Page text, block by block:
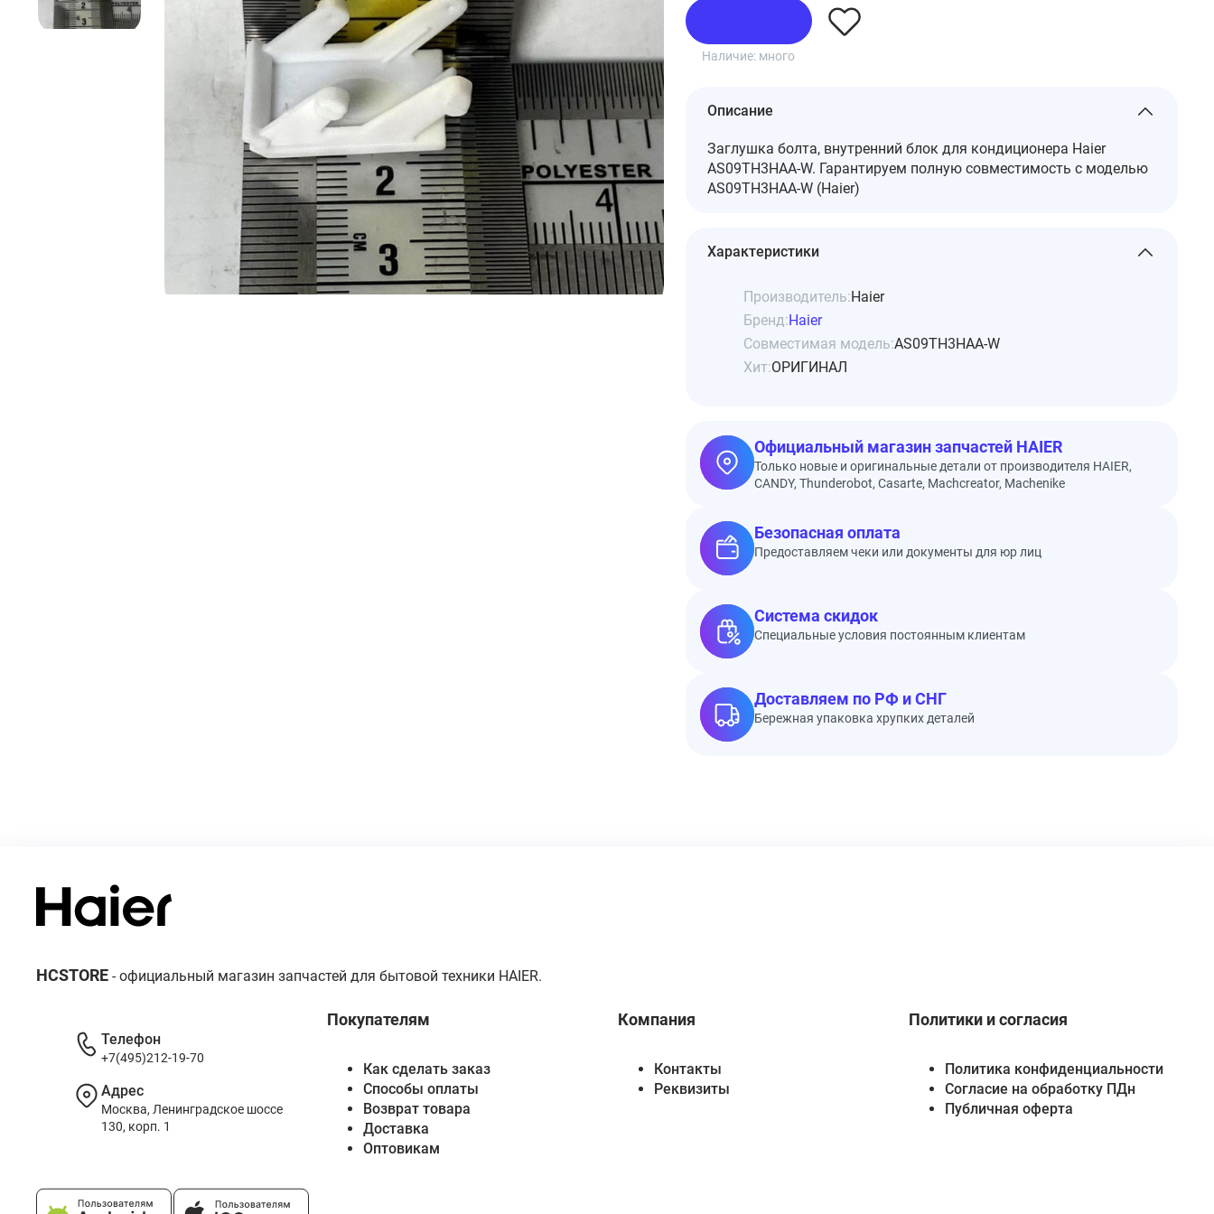
Наличие: много
Описание
Заглушка болта, внутренний блок для кондиционера Haier
AS09TH3HAA-W. Гарантируем полную совместимость с моделью
AS09TH3HAA-W (Haier)
Характеристики
Производитель:Haier
Бренд:Haier
Совместимая модель:AS09TH3HAA-W
Хит:ОРИГИНАЛ
Официальный магазин запчастей HAIER
Только новые и оригинальные детали от производителя HAIER,
CANDY, Thunderobot, Casarte, Machcreator, Machenike
Безопасная оплата
Предоставляем чеки или документы для юр лиц
Система скидок
Специальные условия постоянным клиентам
Доставляем по РФ и СНГ
Бережная упаковка хрупких деталей
HCSTORE - официальный магазин запчастей для бытовой техники HAIER.
Покупателям
Как сделать заказ
Способы оплаты
Возврат товара
Доставка
Оптовикам
Компания
Контакты
Реквизиты
Политики и согласия
Политика конфиденциальности
Согласие на обработку ПДн
Публичная оферта
Телефон
+7(495)212-19-70
Адрес
Москва, Ленинградское шоссе
130, корп. 1